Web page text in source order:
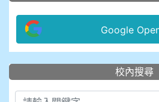
Google
::: 校內搜尋